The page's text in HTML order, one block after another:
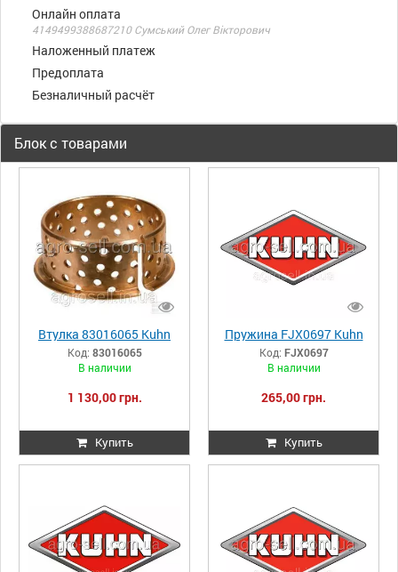
Онлайн оплата
4149499388687210 Сумський Олег Вікторович
Наложенный платеж
Предоплата
Безналичный расчёт
Блок с товарами
Втулка 83016065 Kuhn
Код: 83016065
В наличии
1 130,00 грн.
Купить
Пружина FJX0697 Kuhn
Код: FJX0697
В наличии
265,00 грн.
Купить